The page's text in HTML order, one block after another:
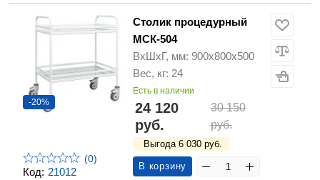
Код: 21012
-20%
(0)
Столик процедурный
МСК-504
ВхШхГ, мм: 900х800х500
Вес, кг: 24
Есть в наличии
24 120
руб.
30 150
руб.
Выгода 6 030 руб.
В корзину